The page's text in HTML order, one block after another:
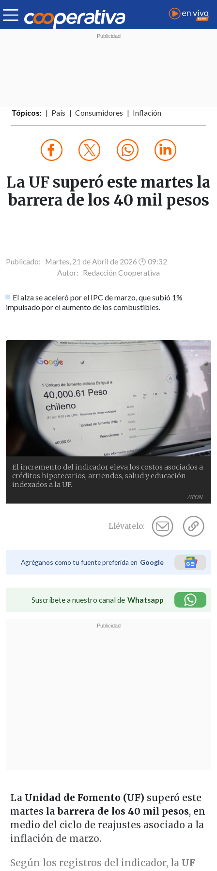
Tópicos: País Consumidores Inflación
La UF superó este martes la
barrera de los 40 mil pesos
Publicado: Martes, 21 de Abril de 2026 🕐 09:32
Autor: Redacción Cooperativa
El alza se aceleró por el IPC de marzo, que subió 1%
impulsado por el aumento de los combustibles.
ATON
El incremento del indicador eleva los costos asociados a
créditos hipotecarios, arriendos, salud y educación
indexados a la UF.
Llévatelo:
Agréganos como tu fuente preferida en Google
Suscríbete a nuestro canal de Whatsapp
La Unidad de Fomento (UF) superó este
martes la barrera de los 40 mil pesos, en
medio del ciclo de reajustes asociado a la
inflación de marzo.
Según los registros del indicador, la UF